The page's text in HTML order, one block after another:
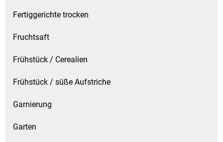
Teigwaren
Textilien
Tischbereich
Tischkultur
Fertiggerichte trocken
Fruchtsaft
Frühstück / Cerealien
Frühstück / süße Aufstriche
Garnierung
Garten